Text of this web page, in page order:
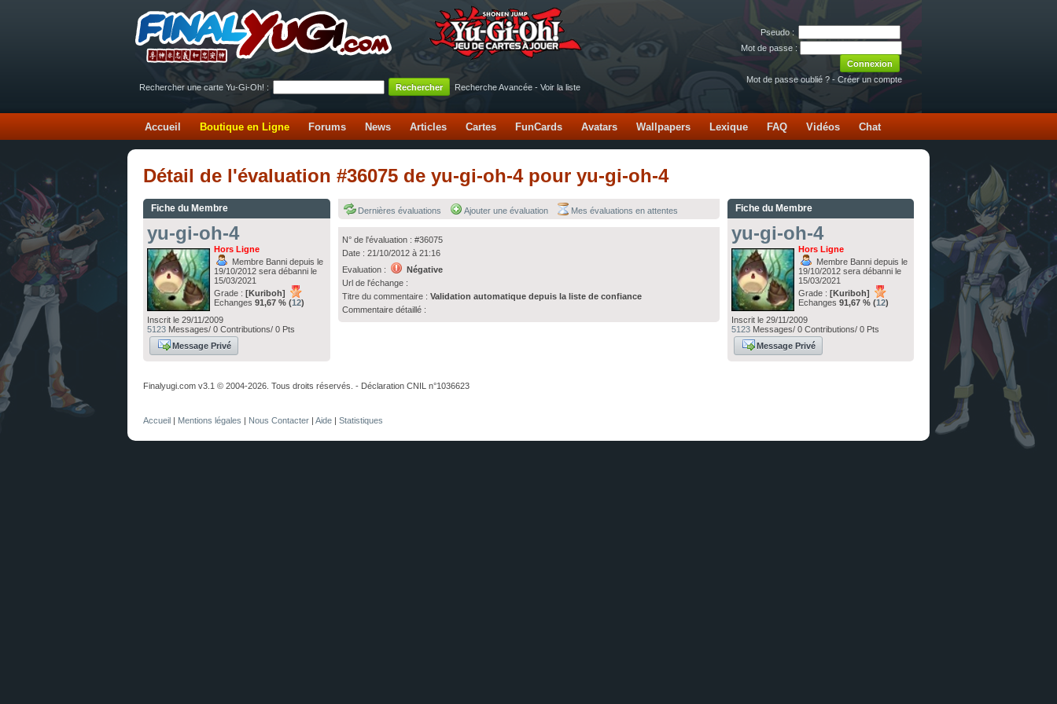
Pseudo :
Mot de passe :
Mot de passe oublié ? - Créer un compte
Rechercher une carte Yu-Gi-Oh! :
Recherche Avancée - Voir la liste
Accueil Boutique en Ligne Forums News Articles Cartes FunCards Avatars Wallpapers Lexique FAQ Vidéos Chat
Détail de l'évaluation #36075 de yu-gi-oh-4 pour yu-gi-oh-4
Fiche du Membre
yu-gi-oh-4
Hors Ligne
Membre Banni depuis le
19/10/2012 sera débanni le
15/03/2021
Grade : [Kuriboh]
Echanges 91,67 % (12)
Inscrit le 29/11/2009
5123 Messages/ 0 Contributions/ 0 Pts
Message Privé
Dernières évaluations Ajouter une évaluation Mes évaluations en attentes
N° de l'évaluation : #36075
Date : 21/10/2012 à 21:16
Evaluation :
Négative
Url de l'échange :
Titre du commentaire : Validation automatique depuis la liste de confiance
Commentaire détaillé :
Fiche du Membre
yu-gi-oh-4
Hors Ligne
Membre Banni depuis le
19/10/2012 sera débanni le
15/03/2021
Grade : [Kuriboh]
Echanges 91,67 % (12)
Inscrit le 29/11/2009
5123Messages/ 0 Contributions/ 0 Pts
Message Privé
Finalyugi.com v3.1 © 2004-2026. Tous droits réservés. - Déclaration CNIL n°1036623
Accueil | Mentions légales | Nous Contacter | Aide | Statistiques